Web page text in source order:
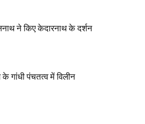
ने किए केदारनाथ के दर्शन
गांधी पंचतत्व में विलीन